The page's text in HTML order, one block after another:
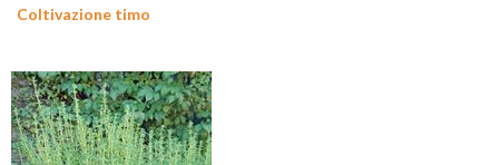
Coltivazione timo